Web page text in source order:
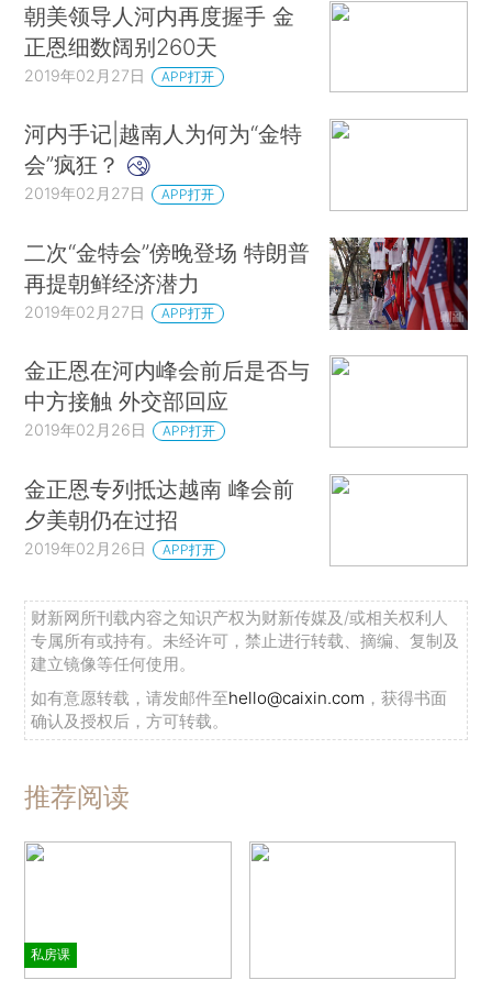
朝美领导人河内再度握手 金
正恩细数阔别260天
2019年02月27日 APP打开
河内手记|越南人为何为“金特
会”疯狂？
2019年02月27日 APP打开
二次“金特会”傍晚登场 特朗普
再提朝鲜经济潜力
2019年02月27日 APP打开
金正恩在河内峰会前后是否与
中方接触 外交部回应
2019年02月26日 APP打开
金正恩专列抵达越南 峰会前
夕美朝仍在过招
2019年02月26日 APP打开
财新网所刊载内容之知识产权为财新传媒及/或相关权利人
专属所有或持有。未经许可，禁止进行转载、摘编、复制及
建立镜像等任何使用。
如有意愿转载，请发邮件至hello@caixin.com ，获得书面
确认及授权后，方可转载。
推荐阅读
私房课